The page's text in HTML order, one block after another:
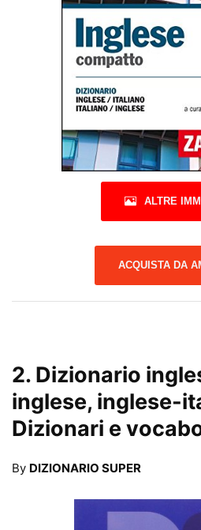
ALTRE
ACQUISTA DA
2. Dizionario
inglese, inglese-
Dizionari e
By DIZIONARIO SUPER